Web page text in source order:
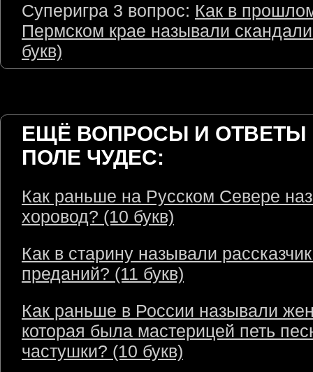
Суперигра 3 вопрос: Как в
Пермском крае называли
букв)
ЕЩЁ ВОПРОСЫ И ОТВЕТЫ
ПОЛЕ ЧУДЕС:
Как раньше на Русском Севере
хоровод? (10 букв)
Как в старину называли
преданий? (11 букв)
Как раньше в России называли
которая была мастерицей петь
частушки? (10 букв)